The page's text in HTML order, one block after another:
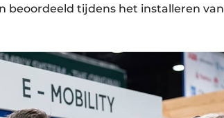
beoordeeld tijdens het installeren van